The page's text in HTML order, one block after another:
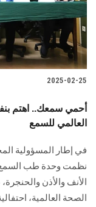
2025-02-25
العالمي للسمع
في إطار المسؤولية
نظمت وحدة طب السمع
الأنف والأذن
الصحة العالمية،